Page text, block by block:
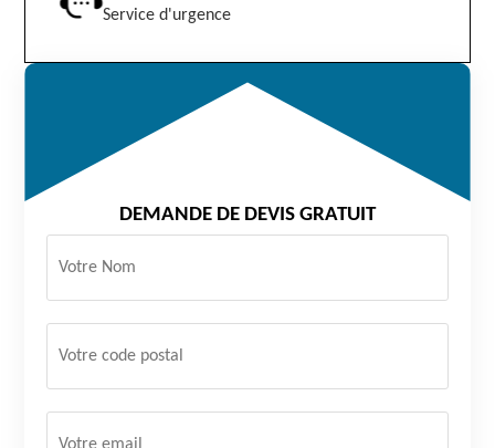
Service d'urgence
DEMANDE DE DEVIS GRATUIT